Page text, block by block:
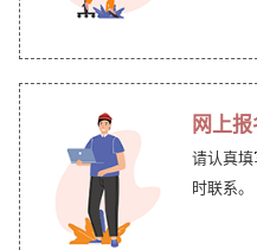
网上报
请认真
时联系。